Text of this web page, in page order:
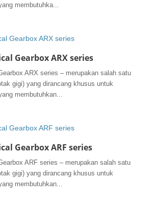
membutuhka...
Gearbox ARX series
ARX series – merupakan salah satu
gigi) yang dirancang khusus untuk
membutuhkan...
Gearbox ARF series
ARF series – merupakan salah satu
gigi) yang dirancang khusus untuk
membutuhkan...